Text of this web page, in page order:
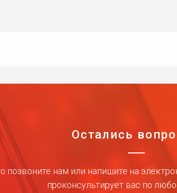
Остались
позвоните нам или напишите на
проконсультирует вас по